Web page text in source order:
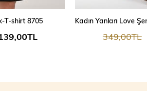
T-shirt 8705
349,00TL